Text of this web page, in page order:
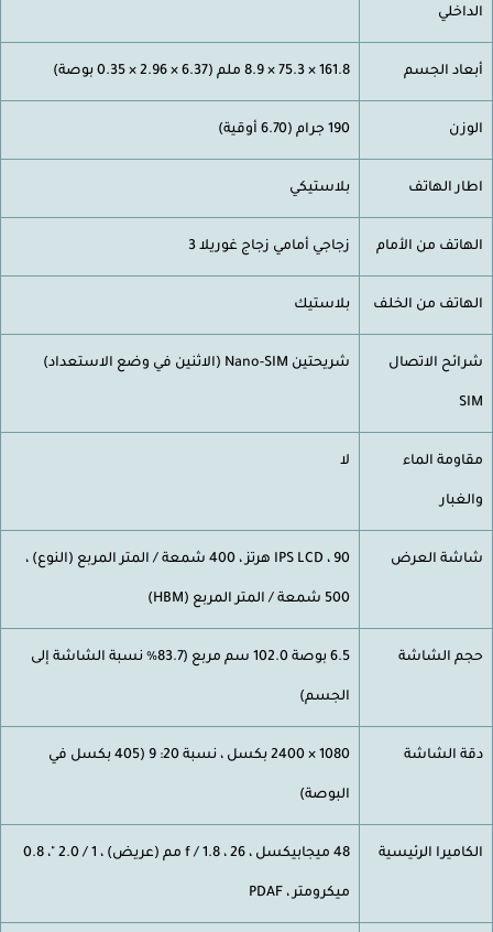
الجسم 161.8 × 75.3 × 8.9 ملم (6.37 × 2.96 × 0.35 بوصة)
190 جرام (6.70 أوقية)
الهاتف بلاستيكي
من الأمام زجاجي أمامي زجاج غوريلا 3
من الخلف بلاستيك
الاتصال شريحتين Nano-SIM (الاثنين في وضع الاستعداد)
الماء
العرض IPS LCD ، 90 هرتز ، 400 شمعة / المتر المربع (النوع) ،
500 شمعة / المتر المربع (HBM)
الشاشة 6.5 بوصة 102.0 سم مربع (83.7٪ نسبة الشاشة إلى
الجسم)
الشاشة 1080 × 2400 بكسل ، نسبة 20: 9 (405 بكسل في
البوصة)
الرئيسية 48 ميجابيكسل ، f / 1.8 ، 26 مم (عريض) ، 1 / ​​2.0 "، 0.8
ميكرومتر ، PDAF